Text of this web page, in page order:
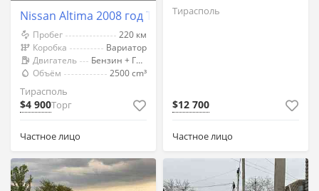
Nissan Altima 2008 год Тирасполь
Пробег
220 км
Коробка
Вариатор
Двигатель
Бензин + Газ (Метан)
Объём
2500 cm³
Тирасполь
$4 900Торг
Частное лицо
Тирасполь
$12 700
Частное лицо